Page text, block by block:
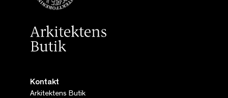
Kontakt
Arkitektens Butik